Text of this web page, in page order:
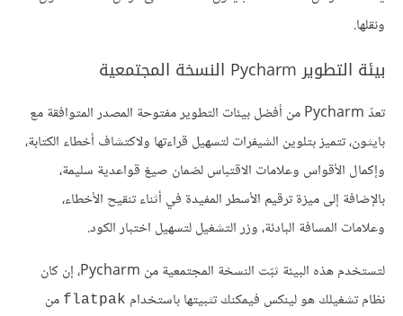
ونقلها.
بيئة التطوير Pycharm النسخة المجتمعية
تعدّ Pycharm من أفضل بيئات التطوير مفتوحة المصدر المتوافقة مع
بايثون، تتميز بتلوين الشيفرات لتسهيل قراءتها ولاكتشاف أخطاء الكتابة،
وإكمال الأقواس وعلامات الاقتباس لضمان صيغ قواعدية سليمة،
بالإضافة إلى ميزة ترقيم الأسطر المفيدة في أثناء تنقيح الأخطاء،
وعلامات المسافة البادئة، وزر التشغيل لتسهيل اختبار الكود.
لتستخدم هذه البيئة ثبّت النسخة المجتمعية من Pycharm، إن كان
نظام تشغيلك هو لينكس فيمكنك تثبيتها باستخدام flatpak من